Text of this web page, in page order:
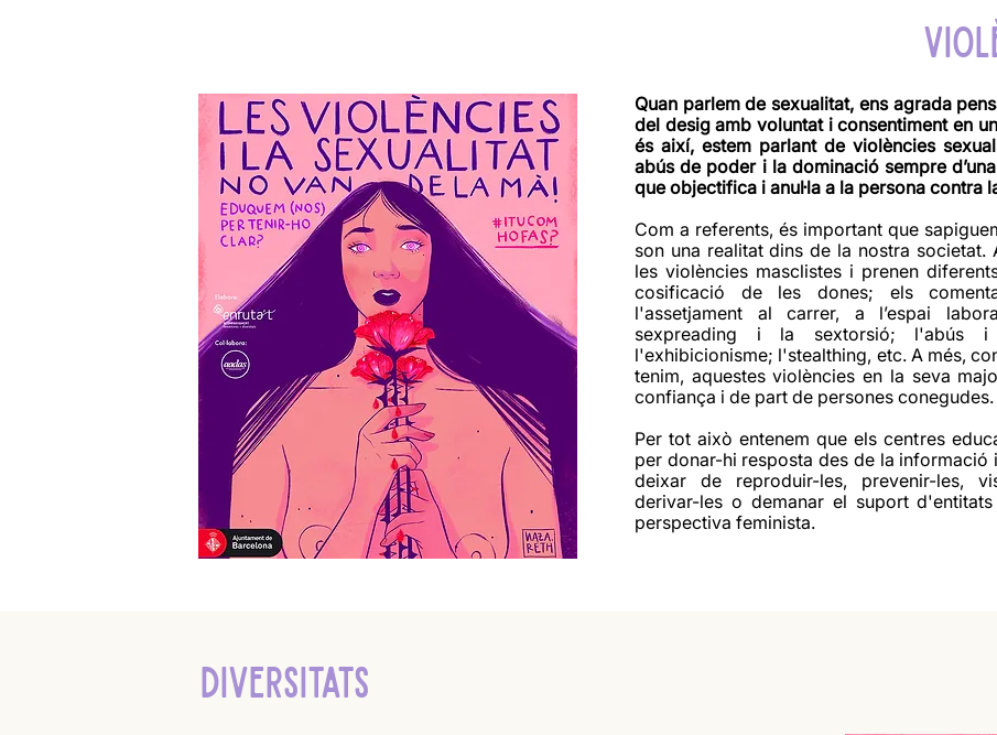
Quan parlem de sexualitat, ens agrada
del desig amb voluntat i consentiment en
és així, estem parlant de violències
abús de poder i la dominació sempre
que objectifica i anul·la a la persona contra
Com a referents, és important que
son una realitat dins de la nostra societat.
les violències masclistes i prenen
cosificació de les dones; els
l'assetjament al carrer, a l’espai
sexpreading i la sextorsió; l'abús i
l'exhibicionisme; l'stealthing, etc. A més,
tenim, aquestes violències en la seva
confiança i de part de persones conegudes.
Per tot això entenem que els centres
per donar-hi resposta des de la informació
deixar de reproduir-les, prevenir-les,
derivar-les o demanar el suport d'entitats
perspectiva feminista.
DIVERSITATS